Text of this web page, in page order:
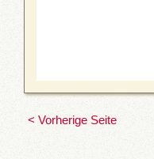
< Vorherige Seite